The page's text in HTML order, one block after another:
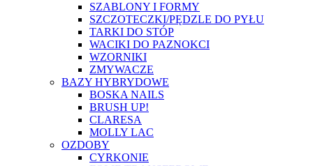
SZABLONY I FORMY
SZCZOTECZKI/PĘDZLE DO PYŁU
TARKI DO STÓP
WACIKI DO PAZNOKCI
WZORNIKI
ZMYWACZE
BAZY HYBRYDOWE
BOSKA NAILS
BRUSH UP!
CLARESA
MOLLY LAC
OZDOBY
CYRKONIE